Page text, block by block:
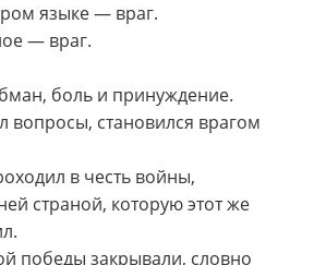
языке — враг.
— враг.
боль и принуждение.
вопросы, становился врагом
в честь войны,
страной, которую этот же
победы закрывали, словно